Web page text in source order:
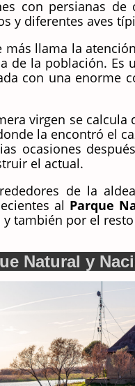
con persianas
y diferentes aves
más llama la
de la población. Es
con una enorme
virgen se calcula
la encontró el
ocasiones
el actual.
de la
al Parque
y también por el
Natural y